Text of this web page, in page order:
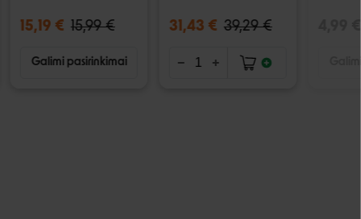
15,19 € 15,99 €
Galimi pasirinkimai
31,43 € 39,29 €